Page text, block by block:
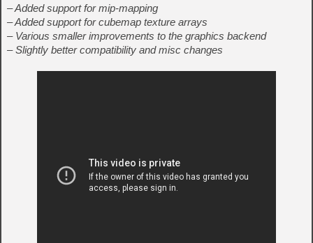
– Added support for mip-mapping
– Added support for cubemap texture arrays
– Various smaller improvements to the graphics backend
– Slightly better compatibility and misc changes